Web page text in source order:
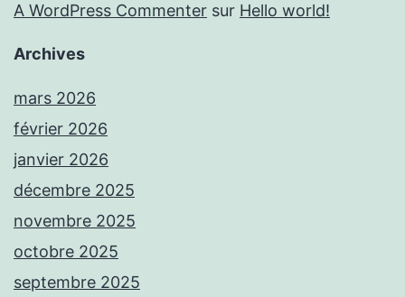
A WordPress Commenter sur Hello world!
Archives
mars 2026
février 2026
janvier 2026
décembre 2025
novembre 2025
octobre 2025
septembre 2025